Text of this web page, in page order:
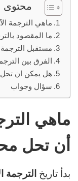
محتوى
ماهي الترجمة
ما المقصود
مستقبل الترجمة
الفرق بين
هل يمكن ان تحل
سؤال وجواب
ماهي
أن تحل
بدأ تاريخ الترجمة